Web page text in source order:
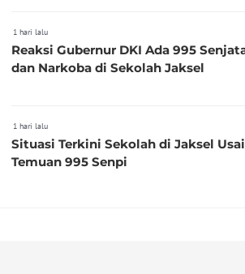
1 hari lalu
Reaksi Gubernur DKI Ada 995 Senjata
dan Narkoba di Sekolah Jaksel
1 hari lalu
Situasi Terkini Sekolah di Jaksel Usai
Temuan 995 Senpi